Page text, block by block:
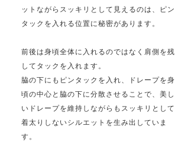
ットながらスッキリとして見えるのは、ピン
タックを入れる位置に秘密があります。
前後は身頃全体に入れるのではなく肩側を残
してタックを入れます。
脇の下にもピンタックを入れ、ドレープを身
頃の中心と脇の下に分散させることで、美し
いドレープを維持しながらもスッキリとして
着太りしないシルエットを生み出していま
す。